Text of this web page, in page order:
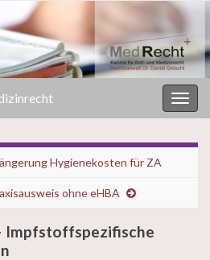
Hygienekosten für ZA
ohne eHBA
Impfstoffspezifische